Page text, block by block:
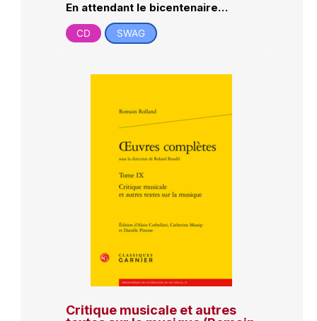
En attendant le bicentenaire…
CD SWAG
Critique musicale et autres